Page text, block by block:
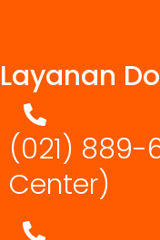
Layanan
(021) 889-
Center)